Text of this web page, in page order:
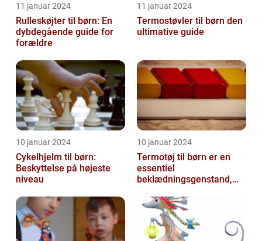
11 januar 2024
Rulleskøjter til børn: En
dybdegående guide for
forældre
11 januar 2024
Termostøvler til børn den
ultimative guide
10 januar 2024
Cykelhjelm til børn:
Beskyttelse på højeste
niveau
10 januar 2024
Termotøj til børn er en
essentiel
beklædningsgenstand,
de små varme og besk...